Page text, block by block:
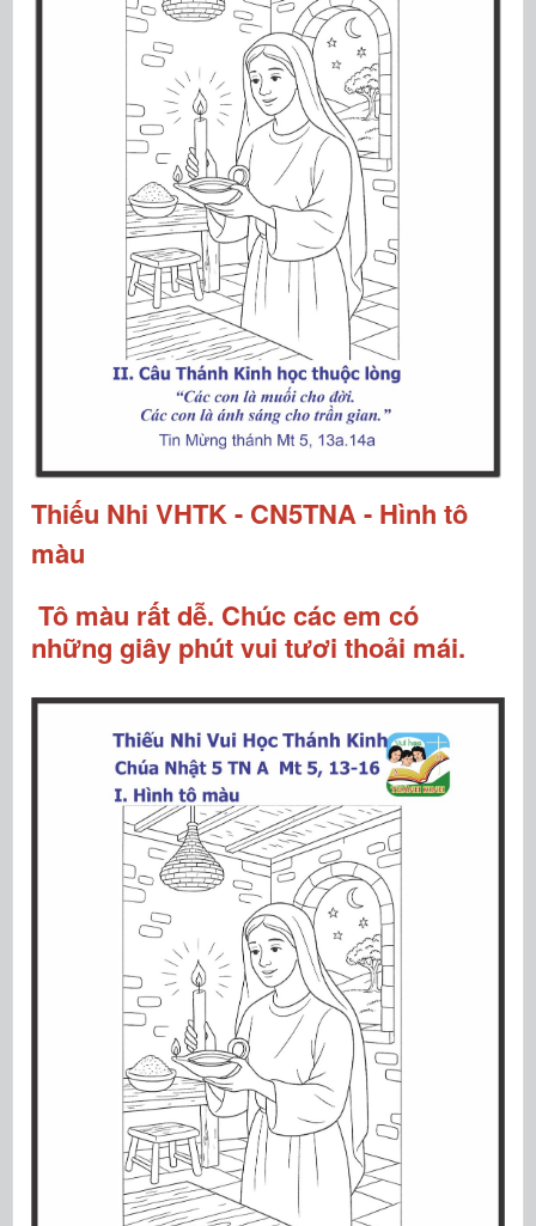
Thiếu Nhi VHTK - CN5TNA - Hình tô
màu
Tô màu rất dễ. Chúc các em có
những giây phút vui tươi thoải mái.